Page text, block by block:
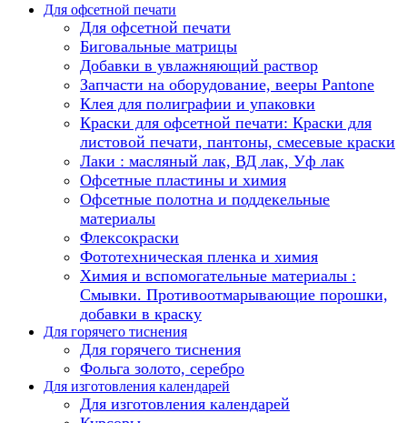
Для офсетной печати
Для офсетной печати
Биговальные матрицы
Добавки в увлажняющий раствор
Запчасти на оборудование, вееры Pantone
Клея для полиграфии и упаковки
Краски для офсетной печати: Краски для
листовой печати, пантоны, смесевые краски
Лаки : масляный лак, ВД лак, Уф лак
Офсетные пластины и химия
Офсетные полотна и поддекельные
материалы
Флексокраски
Фототехническая пленка и химия
Химия и вспомогательные материалы :
Смывки. Противоотмарывающие порошки,
добавки в краску
Для горячего тиснения
Для горячего тиснения
Фольга золото, серебро
Для изготовления календарей
Для изготовления календарей